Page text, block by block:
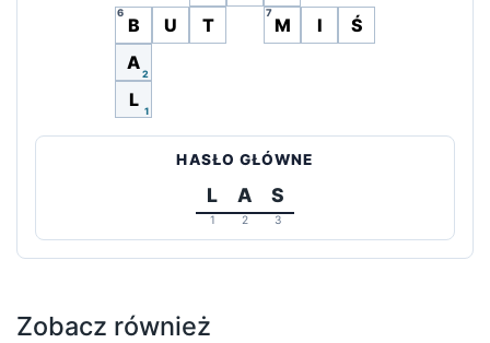
6
B U T
7
M I Ś
2
A
1
L
HASŁO GŁÓWNE
L
1
A
2
S
3
Zobacz również